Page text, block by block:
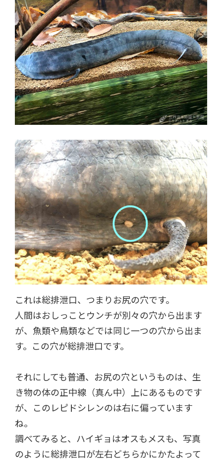
これは総排泄口、つまりお尻の穴です。
人間はおしっことウンチが別々の穴から出ます
が、魚類や鳥類などでは同じ一つの穴から出ま
す。この穴が総排泄口です。
それにしても普通、お尻の穴というものは、生
き物の体の正中線（真ん中）上にあるものです
が、このレピドシレンのは右に偏っています
ね。
調べてみると、ハイギョはオスもメスも、写真
のように総排泄口が左右どちらかにかたよって